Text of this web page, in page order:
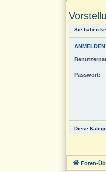
Sie haben
ANMELDEN
Passwort:
Diese
Foren-